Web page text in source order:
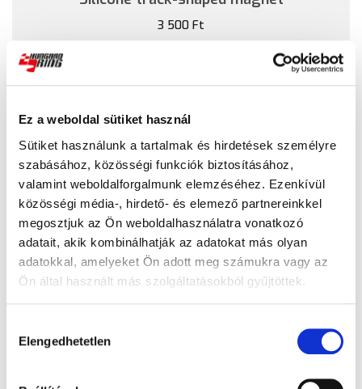
Ez a weboldal sütiket használ
Sütiket használunk a tartalmak és hirdetések személyre
szabásához, közösségi funkciók biztosításához,
valamint weboldalforgalmunk elemzéséhez. Ezenkívül
közösségi média-, hirdető- és elemező partnereinkkel
megosztjuk az Ön weboldalhasználatra vonatkozó
adatait, akik kombinálhatják az adatokat más olyan
adatokkal, amelyeket Ön adott meg számukra vagy az
Ön által használt más szolgáltatásokból gyűjtöttek.
kiválasztása
Elengedhetetlen
3 500 Ft
Vásárlási Utalvány 5000 Ft
5 000 Ft